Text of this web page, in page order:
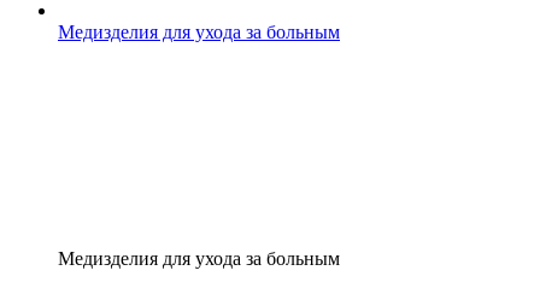
Медизделия для ухода за больным
Медизделия для ухода за больным